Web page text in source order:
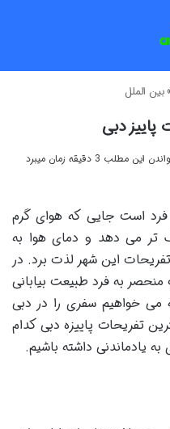
»بین الملل
پاییز دبی
این مطلب 3 دقیقه زمان میبرد
فرد است جایی که هوای گرم
تر می دهد و دمای هوا به
این شهر لذت برد. در
به فرد طبیعت بیابانی
می خواهیم سفری را در دبی
تفریحات پاییزه دبی کدام
یادماندنی داشته باشیم.